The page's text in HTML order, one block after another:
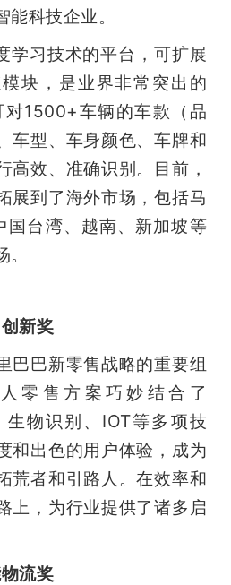
科技企业。
学习技术的平台，可扩展
块，是业界非常突出的
1500+车辆的车款（品
车型、车身颜色、车牌和
高效、准确识别。目前，
展到了海外市场，包括马
国台湾、越南、新加坡等
新奖
巴巴新零售战略的重要组
零售方案巧妙结合了
生物识别、IOT等多项技
和出色的用户体验，成为
荒者和引路人。在效率和
上，为行业提供了诸多启
流奖